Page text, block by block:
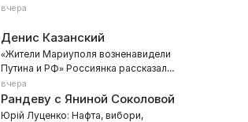
вчера
Денис Казанский
«Жители Мариуполя возненавидели
Путина и РФ» Россиянка рассказала
о реальных настроениях Донбасса
вчера
Рандеву с Яниной Соколовой
Юрій Луценко: Нафта, вибори,